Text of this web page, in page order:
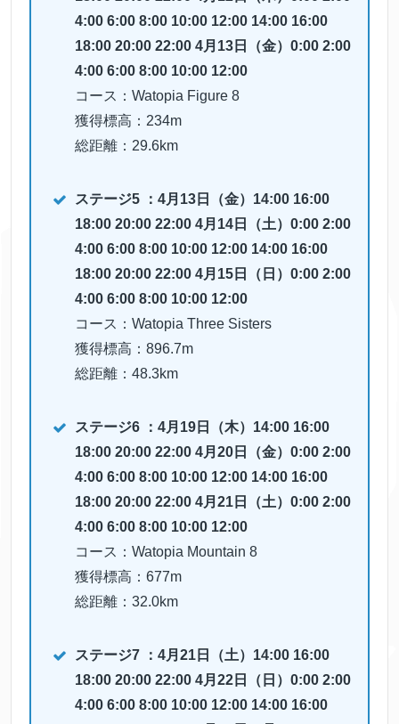
4:00 6:00 8:00 10:00 12:00 14:00 16:00
18:00 20:00 22:00 4月13日（金）0:00 2:00
4:00 6:00 8:00 10:00 12:00
コース：Watopia Figure 8
獲得標高：234m
総距離：29.6km
ステージ5 ：4月13日（金）14:00 16:00
18:00 20:00 22:00 4月14日（土）0:00 2:00
4:00 6:00 8:00 10:00 12:00 14:00 16:00
18:00 20:00 22:00 4月15日（日）0:00 2:00
4:00 6:00 8:00 10:00 12:00
コース：Watopia Three Sisters
獲得標高：896.7m
総距離：48.3km
ステージ6 ：4月19日（木）14:00 16:00
18:00 20:00 22:00 4月20日（金）0:00 2:00
4:00 6:00 8:00 10:00 12:00 14:00 16:00
18:00 20:00 22:00 4月21日（土）0:00 2:00
4:00 6:00 8:00 10:00 12:00
コース：Watopia Mountain 8
獲得標高：677m
総距離：32.0km
ステージ7 ：4月21日（土）14:00 16:00
18:00 20:00 22:00 4月22日（日）0:00 2:00
4:00 6:00 8:00 10:00 12:00 14:00 16:00